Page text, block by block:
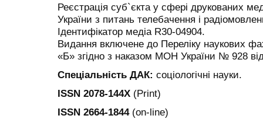
Реєстрація суб`єкта у сфері друкованих
України з питань телебачення і
Ідентифікатор медіа R30-04904.
Видання включене до Переліку наукових
«Б» згідно з наказом МОН України № 928
Спеціальність ДАК: соціологічні науки.
ISSN 2078-144X (Print)
ISSN 2664-1844(on-line)